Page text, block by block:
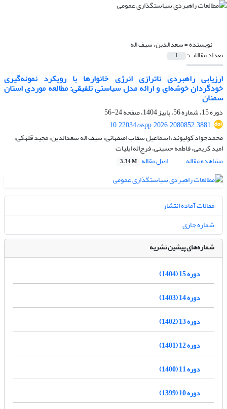
نویسنده =سعدالدین، سیف اله
تعداد مقالات: 1
ارزیابی راهبردی ناترازی انرژی خانوارها با رویکرد نمونه‌گیری
خودگردان خوشه‌ای و ارائه مدل سیاستی تلفیقی: مطالعه موردی استان
سمنان
دوره 15، شماره 56، پاییز 1404، صفحه
24-56
10.22034/sspp.2026.2080852.3881
محمدجواد کولیوند، اسماعیل سقاب اصفهانی، سیف اله سعدالدین، مجید قلهکی،
امید کریمی، فاطمه حسینی، فرج‌اله ایلیات
مشاهده مقاله
اصل مقاله 3.34 M
مقالات آماده انتشار
شماره جاری
شماره‌های پیشین نشریه
دوره 15 (1404)
دوره 14 (1403)
دوره 13 (1402)
دوره 12 (1401)
دوره 11 (1400)
دوره 10 (1399)